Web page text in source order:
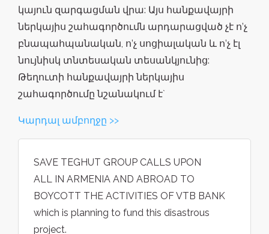
կայուն զարգացման վրա: Այս հանքավայրի
ներկայիս շահագործումն արդարացված չէ ո’չ
բնապահպանական, ո’չ սոցիալական և ո’չ էլ
նույնիսկ տնտեսական տեսանկյունից:
Թեղուտի հանքավայրի ներկայիս
շահագործումը նշանակում է`
Կարդալ ամբողջը >>
SAVE TEGHUT GROUP CALLS UPON
ALL IN ARMENIA AND ABROAD TO
BOYCOTT THE ACTIVITIES OF VTB BANK
which is planning to fund this disastrous
project.